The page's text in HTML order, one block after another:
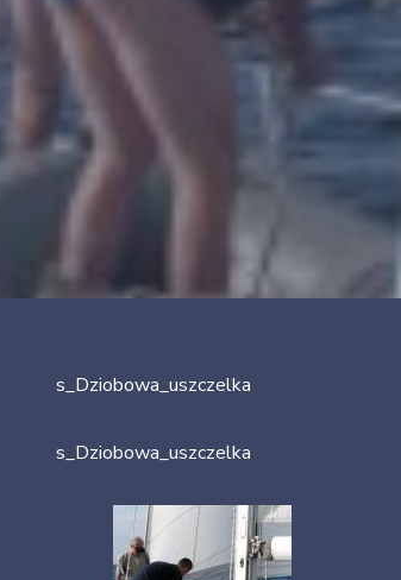
s_Dziobowa_uszczelka
s_Dziobowa_uszczelka